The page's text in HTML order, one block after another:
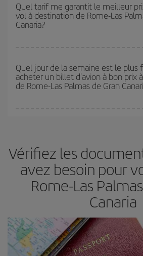
Les prix dépendent du nombre de sièges
disponibilité ou de l'épuisement des tarifs
(touristiques). Par conséquent, réserver à
Quel tarif me garantit le meilleur
vol à destination de Rome-Las
Canaria?
en fonction de vos besoins. Avec le tarif
d'acheter le vol le moins cher.
Quel jour de la semaine est le plus
acheter un billet d'avion à bon prix
de Rome-Las Palmas de Gran
billets, plus vous bénéficiez de prix
restant flexible sur les dates et les
recherche, vous pourrezchoisir le prix le
Vérifiez les
avez besoin pour
Rome-Las
Canaria